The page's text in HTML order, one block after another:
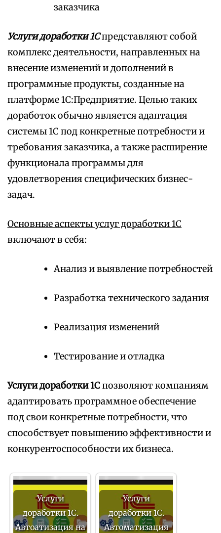
заказчика
Услуги доработки 1Спредставляют собой
комплекс деятельности, направленных на
внесение изменений и дополнений в
программные продукты, созданные на
платформе 1С:Предприятие. Целью таких
доработок обычно является адаптация
системы 1С под конкретные потребности и
требования заказчика, а также расширение
функционала программы для
удовлетворения специфических бизнес-
задач.
Основные аспекты услуг доработки 1С
включают в себя:
Анализ и выявление потребностей
Разработка технического задания
Реализация изменений
Тестирование и отладка
Услуги доработки 1Спозволяют компаниям
адаптировать программное обеспечение
под свои конкретные потребности, что
способствует повышению эффективности и
конкурентоспособности их бизнеса.
Услуги
доработки 1С.
Автоатизация на
Услуги
доработки 1С.
Автоматизация